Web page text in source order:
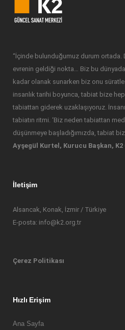
“İçinde bulunduğumuz durum ortada.
evrenin geldiği nokta… Biz bu
kadar olanak sunarken biz onu
insanlık tarihi boyunca, tabiat bize
tabiattan giderek uzaklaşıyoruz.
tabiatın ritmi. ‘Biz neden tabiattan
düşünmeye başladığımızda, tabiat
Ayşegül Kurtel, Kurucu Başkan,
İletişim
Alsancak, Konak, İzmir / Türkiye
E-posta: info@k2.org.tr
Çerez Politikası
Hızlı Erişim
Ana Sayfa